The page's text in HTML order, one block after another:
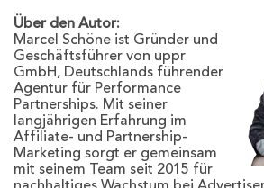
Über den Autor:
Marcel Schöne ist Gründer und
Geschäftsführer von uppr
GmbH, Deutschlands führender
Agentur für Performance
Partnerships. Mit seiner
langjährigen Erfahrung im
Affiliate- und Partnership-
Marketing sorgt er gemeinsam
mit seinem Team seit 2015 für